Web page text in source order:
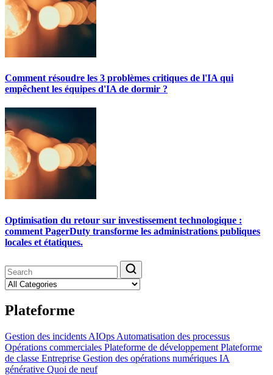
Comment résoudre les 3 problèmes critiques de l'IA qui
empêchent les équipes d'IA de dormir ?
Optimisation du retour sur investissement technologique :
comment PagerDuty transforme les administrations publiques
locales et étatiques.
Plateforme
Gestion des incidents AIOps Automatisation des processus
Opérations commerciales Plateforme de développement Plateforme
de classe Entreprise Gestion des opérations numériques IA
générative Quoi de neuf